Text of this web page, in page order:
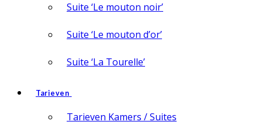
Suite ‘Le mouton noir’
Suite ‘Le mouton d’or’
Suite ‘La Tourelle’
Tarieven
Tarieven Kamers / Suites